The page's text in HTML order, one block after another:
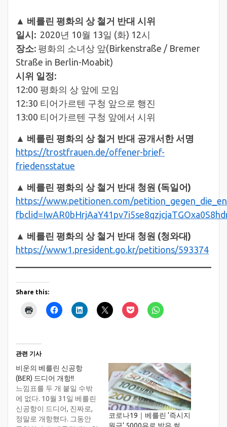
▲ 베를린 평화의 상 철거 반대 시위
일시: 2020년 10월 13일 (화) 12시
장소: 평화의 소녀상 앞(Birkenstraße / Bremer
Straße in Berlin-Moabit)
시위 일정:
12:00 평화의 상 앞에 모임
12:30 티어가르텐 구청 앞으로 행진
13:00 티어가르텐 구청 앞에서 시위
▲ 베를린 평화의 상 철거 반대 공개서한 서명
https://trostfrauen.de/offener-brief-
friedensstatue
▲ 베를린 평화의 상 철거 반대 청원 (독일어)
https://www.petitionen.com/
▲ 베를린 평화의 상 철거 반대 청원 (청와대)
https://www1.president.go.kr/petitions/593374
Share this:
관련 기사
비운의 베를린 신공항
(BER) 드디어 개항!!
느낌표를 두 개 붙일 수밖
에 없다. 10월 31일 베를린
신공항이 드디어, 진짜로,
정말로 개항했다. 그동안
코로나19｜베를린 ‘즉시지